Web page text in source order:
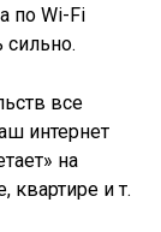
по Wi-Fi
сильно.
все
интернет
на
квартире и т.